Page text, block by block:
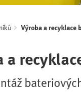
Výroba a
a